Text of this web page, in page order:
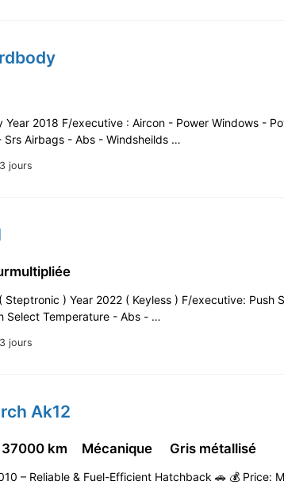
jours
2018 F/executive : Aircon - Power Windows -
Airbags - Abs - Windsheilds …
jours
) Year 2022 ( Keyless ) F/executive: Push
Select Temperature - Abs - …
Ak12
km Mécanique Gris métallisé
– Reliable & Fuel-Efficient Hatchback 🚗 💰 Price: